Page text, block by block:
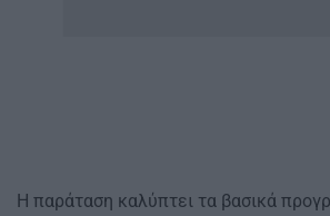
Η παράταση καλύπτει τα βασικά